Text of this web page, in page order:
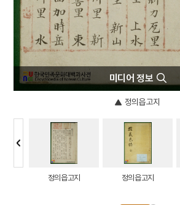
미디어 정보
정의읍고지
정의읍고지 정의읍고지